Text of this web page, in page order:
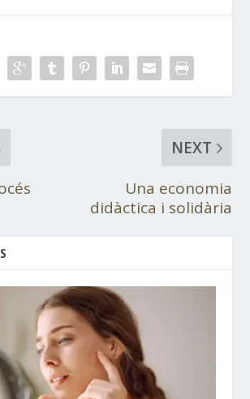
NEXT
Una economia
didàctica i solidària